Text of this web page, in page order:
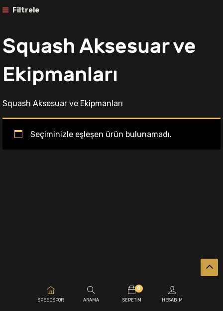
Filtrele
Squash Aksesuar ve
Ekipmanları
Squash Aksesuar ve Ekipmanları
Seçiminizle eşleşen ürün bulunamadı.
SPEEDSPOR ARAMA
0
SEPETIM HESABIM